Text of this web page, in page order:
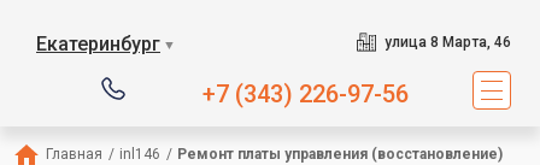
Екатеринбург ▼ улица 8 Марта, 46
+7 (343) 226-97-56
Главная / inl146 / Ремонт платы управления (восстановление)